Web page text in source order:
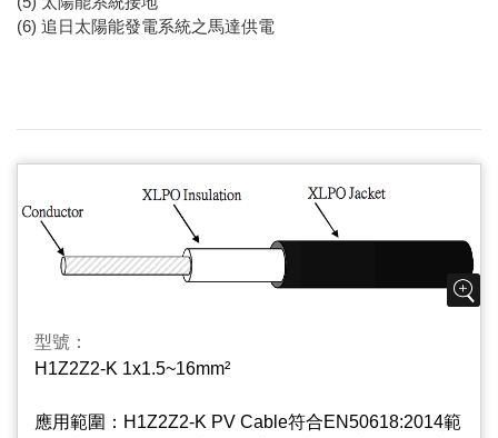
(6) 追日太陽能發電系統之馬達供電
型號：
H1Z2Z2-K 1x1.5~16mm²
應用範圍：H1Z2Z2-K PV Cable符合EN50618:2014範